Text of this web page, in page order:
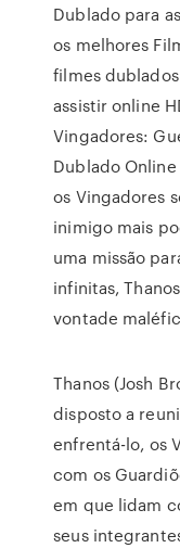
Dublado para
os melhores
filmes
assistir online
Vingadores:
Dublado
os Vingadores
inimigo mais
uma missão
infinitas,
vontade
Thanos (Josh
disposto a
enfrentá-lo, os
com os
em que lidam
seus